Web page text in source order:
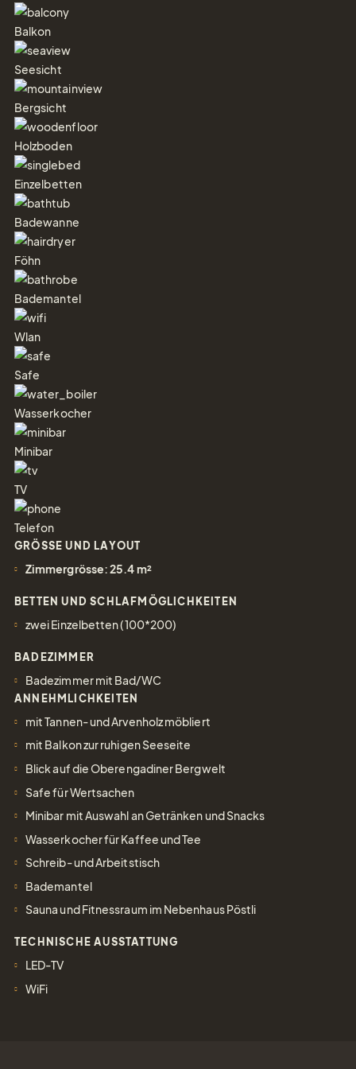
Tel.: +41 81 838 28 28
reservation@schweizerhaus.swiss
Balkon
Seesicht
Bergsicht
Holzboden
Einzelbetten
Badewanne
Föhn
Bademantel
Wlan
Safe
Wasserkocher
Minibar
TV
Telefon
GRÖSSE UND LAYOUT
Zimmergrösse: 25.4 m²
BETTEN UND SCHLAFMÖGLICHKEITEN
zwei Einzelbetten (100*200)
BADEZIMMER
Badezimmer mit Bad/WC
ANNEHMLICHKEITEN
mit Tannen- und Arvenholz möbliert
mit Balkon zur ruhigen Seeseite
Blick auf die Oberengadiner Bergwelt
Safe für Wertsachen
Minibar mit Auswahl an Getränken und Snacks
Wasserkocher für Kaffee und Tee
Schreib- und Arbeitstisch
Bademantel
Sauna und Fitnessraum im Nebenhaus Pöstli
TECHNISCHE AUSSTATTUNG
LED-TV
WiFi